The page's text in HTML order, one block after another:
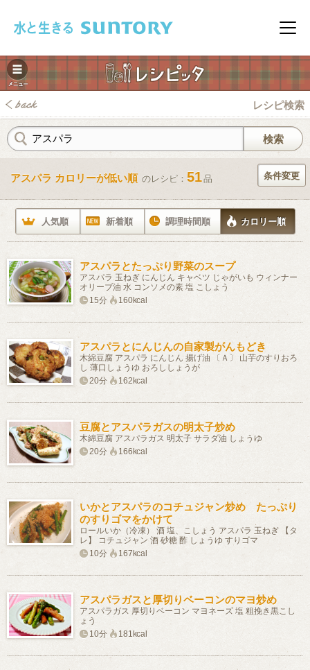
メニ
レシピ検索
アスパラ カロリーが低い順 のレシピ： 51品 条件変更
人気順 新着順 調理時間順 カロリー順
アスパラとたっぷり野菜のスープ
アスパラ 玉ねぎ にんじん キャベツ じゃがいも ウィンナー
オリーブ油 水 コンソメの素 塩 こしょう
15分
160kcal
アスパラとにんじんの自家製がんもどき
木綿豆腐 アスパラ にんじん 揚げ油 〔Ａ〕 山芋のすりおろ
し 薄口しょうゆ おろししょうが
20分
162kcal
豆腐とアスパラガスの明太子炒め
木綿豆腐 アスパラガス 明太子 サラダ油 しょうゆ
20分
166kcal
いかとアスパラのコチュジャン炒め たっぷり
のすりゴマをかけて
ロールいか（冷凍） 酒 塩、こしょう アスパラ 玉ねぎ 【タ
レ】 コチュジャン 酒 砂糖 酢 しょうゆ すりゴマ
10分
167kcal
アスパラガスと厚切りベーコンのマヨ炒め
アスパラガス 厚切りベーコン マヨネーズ 塩 粗挽き黒こし
ょう
10分
181kcal